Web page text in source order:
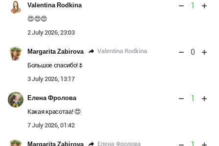
Valentina Rodkina 1
😍😍😍
2 July 2026, 23:03
Margarita Zabirova Valentina Rodkina 0
Большое спасибо!🌷
3 July 2026, 13:17
Елена Фролова 1
Какая красотаа! 😍
7 July 2026, 01:42
Margarita Zabirova Елена Фролова